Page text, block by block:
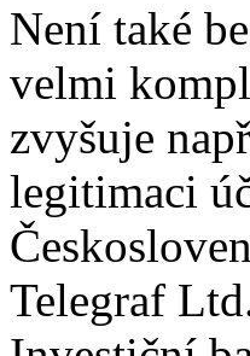
Není také
velmi
zvyšuje
legitimaci
Telegraf